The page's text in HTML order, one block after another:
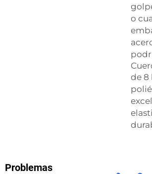
o
de 8
Problemas